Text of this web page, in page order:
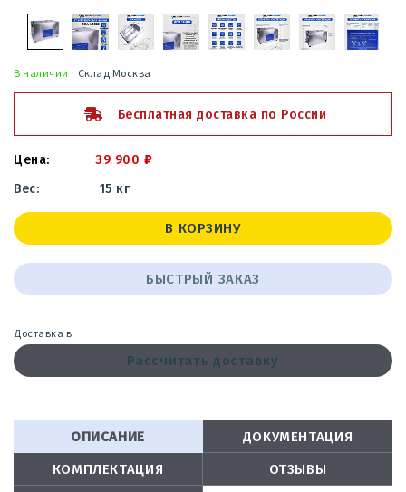
39 900 ₽
15 кг
Бесплатная доставка по России
БЫСТРЫЙ ЗАКАЗ
В КОРЗИНУ
Склад Москва
В наличии
Доставка в
Рассчитать доставку
ОПИСАНИЕ
ДОКУМЕНТАЦИЯ
КОМПЛЕКТАЦИЯ
ОТЗЫВЫ